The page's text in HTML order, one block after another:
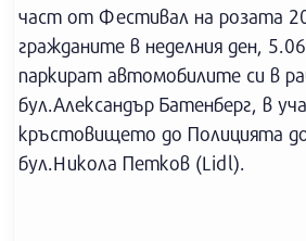
част от Фестивал на розата
гражданите в неделния ден,
паркират автомобилите си в
бул.Александър Батенберг, в
кръстовището до Полицията
бул.Никола Петков (Lidl).